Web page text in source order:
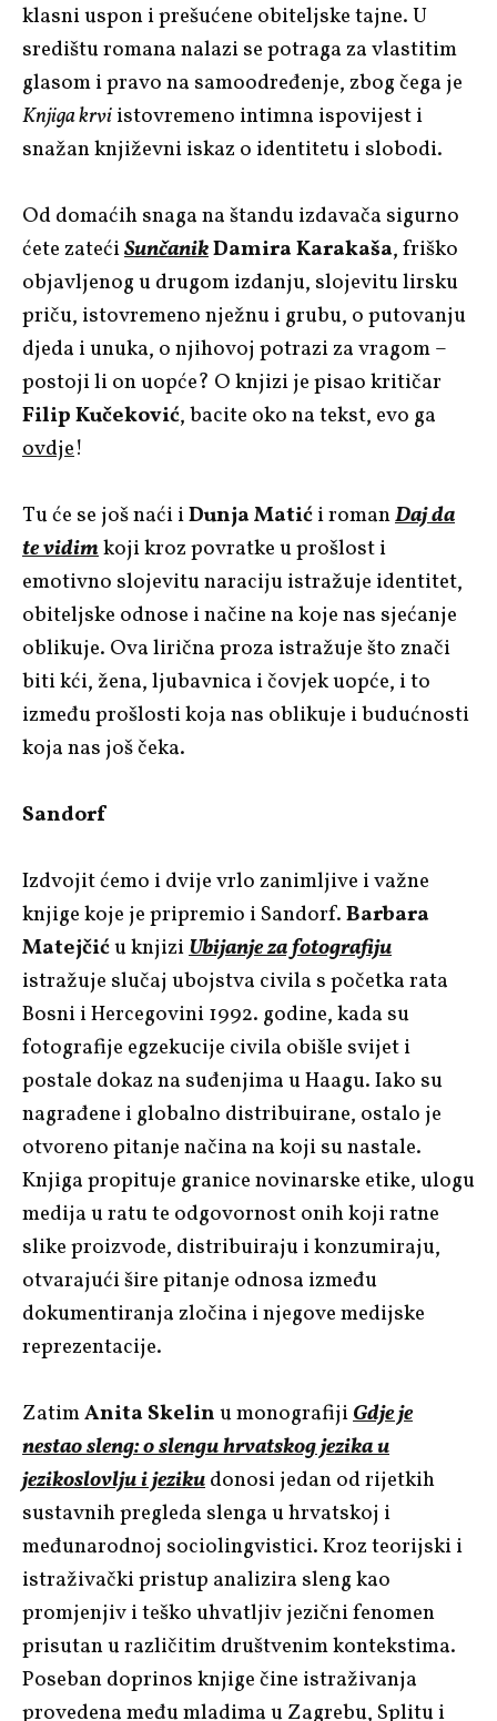
klasni uspon i prešućene obiteljske tajne. U
središtu romana nalazi se potraga za vlastitim
glasom i pravo na samoodređenje, zbog čega je
Knjiga krviistovremeno intimna ispovijest i
snažan književni iskaz o identitetu i slobodi.
Od domaćih snaga na štandu izdavača sigurno
ćete zatećiSunčanikDamira Karakaša, friško
objavljenog u drugom izdanju, slojevitu lirsku
priču, istovremeno nježnu i grubu, o putovanju
djeda i unuka, o njihovoj potrazi za vragom –
postoji li on uopće? O knjizi je pisao kritičar
Filip Kučeković, bacite oko na tekst, evo ga
ovdje!
Tu će se još naći iDunja Matići romanDaj da
te vidimkoji kroz povratke u prošlost i
emotivno slojevitu naraciju istražuje identitet,
obiteljske odnose i načine na koje nas sjećanje
oblikuje. Ova lirična proza istražuje što znači
biti kći, žena, ljubavnica i čovjek uopće, i to
između prošlosti koja nas oblikuje i budućnosti
koja nas još čeka.
Sandorf
Izdvojit ćemo i dvije vrlo zanimljive i važne
knjige koje je pripremio i Sandorf.Barbara
Matejčiću knjiziUbijanje za fotografiju
istražuje slučaj ubojstva civila s početka rata
Bosni i Hercegovini 1992. godine, kada su
fotografije egzekucije civila obišle svijet i
postale dokaz na suđenjima u Haagu. Iako su
nagrađene i globalno distribuirane, ostalo je
otvoreno pitanje načina na koji su nastale.
Knjiga propituje granice novinarske etike, ulogu
medija u ratu te odgovornost onih koji ratne
slike proizvode, distribuiraju i konzumiraju,
otvarajući šire pitanje odnosa između
dokumentiranja zločina i njegove medijske
reprezentacije.
ZatimAnita Skelinu monografijiGdje je
nestao sleng: o slengu hrvatskog jezika u
jezikoslovlju i jezikudonosi jedan od rijetkih
sustavnih pregleda slenga u hrvatskoj i
međunarodnoj sociolingvistici. Kroz teorijski i
istraživački pristup analizira sleng kao
promjenjiv i teško uhvatljiv jezični fenomen
prisutan u različitim društvenim kontekstima.
Poseban doprinos knjige čine istraživanja
provedena među mladima u Zagrebu, Splitu i